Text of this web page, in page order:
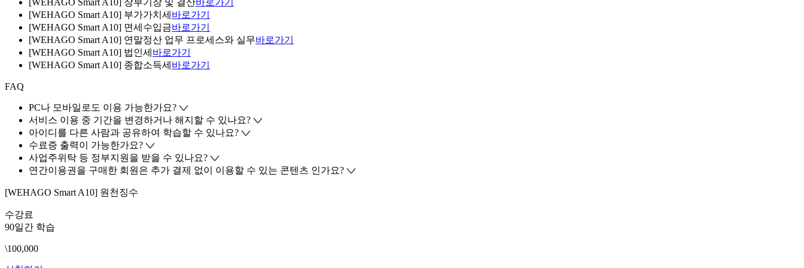
[WEHAGO Smart A10] 부가가치세 바로가기
[WEHAGO Smart A10] 면세수입금바로가기
[WEHAGO Smart A10] 연말정산 업무 프로세스와 실무바로가기
[WEHAGO Smart A10] 법인세 바로가기
[WEHAGO Smart A10] 종합소득세 바로가기
FAQ
PC나 모바일로도 이용 가능한가요?
서비스 이용 중 기간을 변경하거나 해지할 수 있나요?
아이디를 다른 사람과 공유하여 학습할 수 있나요?
수료증 출력이 가능한가요?
사업주위탁 등 정부지원을 받을 수 있나요?
연간이용권을 구매한 회원은 추가 결제 없이 이용할 수 있는 콘텐츠 인가요?
[WEHAGO Smart A10] 원천징수
수강료
90일간 학습
\100,000